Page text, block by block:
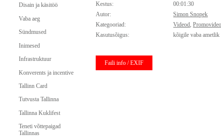
Disain ja käsitöö
Vaba aeg
Sündmused
Inimesed
Infrastruktuur
Konverents ja incentive
Tallinn Card
Tutvusta Tallinna
Tallinna Kuklifest
Teneti võttepaigad
Tallinnas
Kestus:
00:01:30
Autor:
Simon Snopek
Kategooriad:
Videod,
Kasutusõigus:
kõigile vaba
Faili info / EXIF